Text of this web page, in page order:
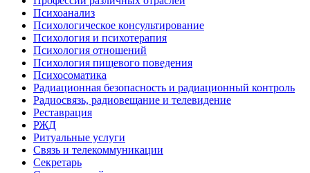
Психоанализ
Психологическое консультирование
Психология и психотерапия
Психология отношений
Психология пищевого поведения
Психосоматика
Радиационная безопасность и радиационный контроль
Радиосвязь, радиовещание и телевидение
Реставрация
РЖД
Ритуальные услуги
Связь и телекоммуникации
Секретарь